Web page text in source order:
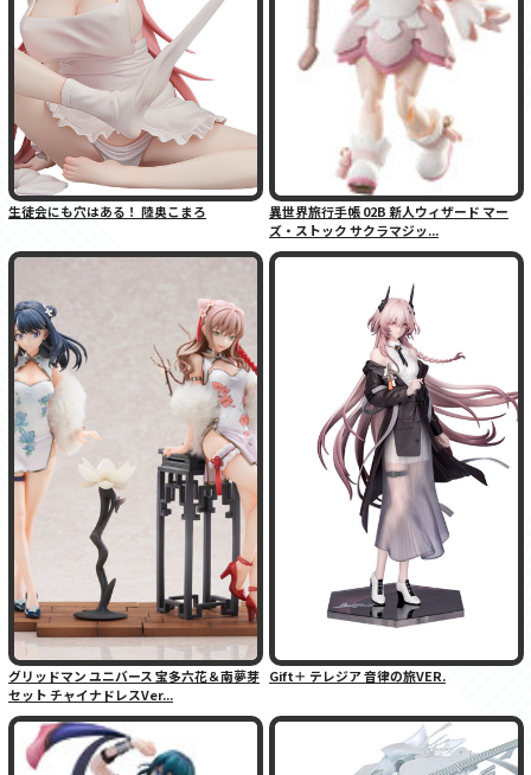
生徒会にも穴はある！ 陸奥こまろ
異世界旅行手帳 02B 新人ウィザード マー
ズ・ストック サクラマジッ...
グリッドマン ユニバース 宝多六花＆南夢芽
セット チャイナドレスVer...
Gift＋ テレジア 音律の旅VER.